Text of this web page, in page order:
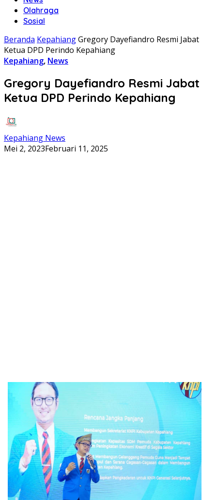
Olahraga
Sosial
Beranda KepahiangGregory Dayefiandro Resmi Jabat
Ketua DPD Perindo Kepahiang
Kepahiang, News
Gregory Dayefiandro Resmi Jabat
Ketua DPD Perindo Kepahiang
Kepahiang News
Mei 2, 2023Februari 11, 2025